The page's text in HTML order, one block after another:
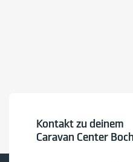
Kontakt zu deinem
Caravan Center